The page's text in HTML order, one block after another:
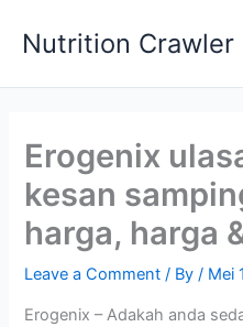
Nutrition Crawler
Erogenix
kesan
harga, harga
Leave a Comment / By/ Mei
Erogenix – Adakah anda